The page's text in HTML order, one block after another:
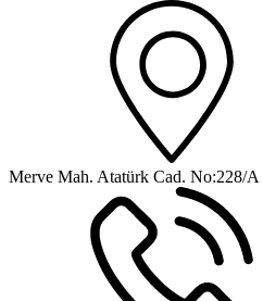
Merve Mah. Atatürk Cad. No:228/